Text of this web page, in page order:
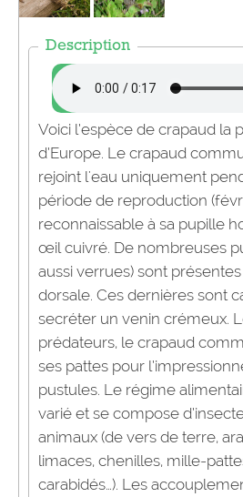
Description
Voici l’espèce de crapaud la
d’Europe. Le crapaud
rejoint l'eau uniquement
période de reproduction
reconnaissable à sa pupille
œil cuivré. De nombreuses
aussi verrues) sont
dorsale. Ces dernières sont
secréter un venin crémeux.
prédateurs, le crapaud
ses pattes pour
pustules. Le régime
varié et se compose
animaux (de vers de terre,
limaces, chenilles, mille-
carabidés…). Les